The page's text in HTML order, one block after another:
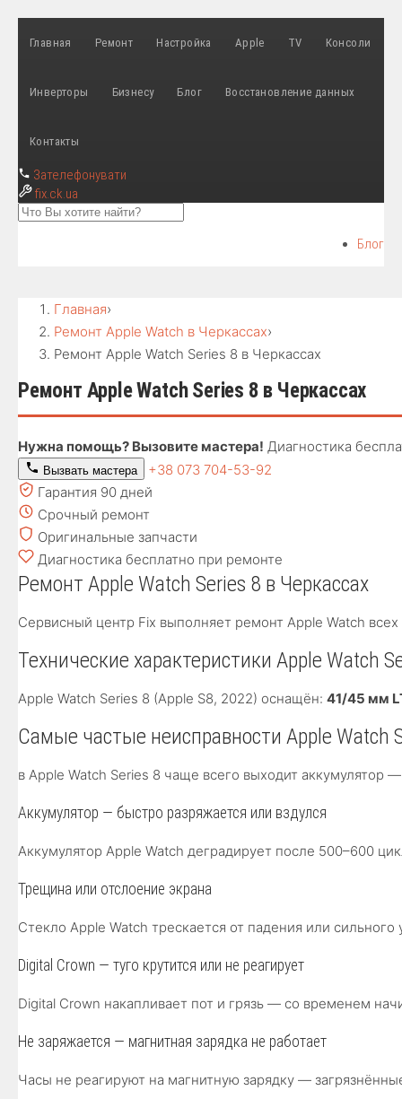
Главная Ремонт Настройка Apple TV Консоли
Инверторы Бизнесу Блог Восстановление данных
Контакты
Зателефонувати
fix.ck.ua
Блог
Главная›
Ремонт Apple Watch в Черкассах›
Ремонт Apple Watch Series 8 в Черкассах
Ремонт Apple Watch Series 8 в Черкассах
Нужна помощь? Вызовите мастера! Диагностика
Вызвать мастера
+38 073 704-53-92
Гарантия 90 дней
Срочный ремонт
Оригинальные запчасти
Диагностика бесплатно при ремонте
Ремонт Apple Watch Series 8 в Черкассах
Сервисный центр Fix выполняет ремонт Apple Watch
Технические характеристики Apple Watch
Apple Watch Series 8 (Apple S8, 2022) оснащён: 41/45 мм
Самые частые неисправности Apple Watch
в Apple Watch Series 8 чаще всего выходит
Аккумулятор — быстро разряжается или вздулся
Аккумулятор Apple Watch деградирует после 500–600
Трещина или отслоение экрана
Стекло Apple Watch трескается от падения или
Digital Crown — туго крутится или не реагирует
Digital Crown накапливает пот и грязь — со временем
Не заряжается — магнитная зарядка не работает
Часы не реагируют на магнитную зарядку —